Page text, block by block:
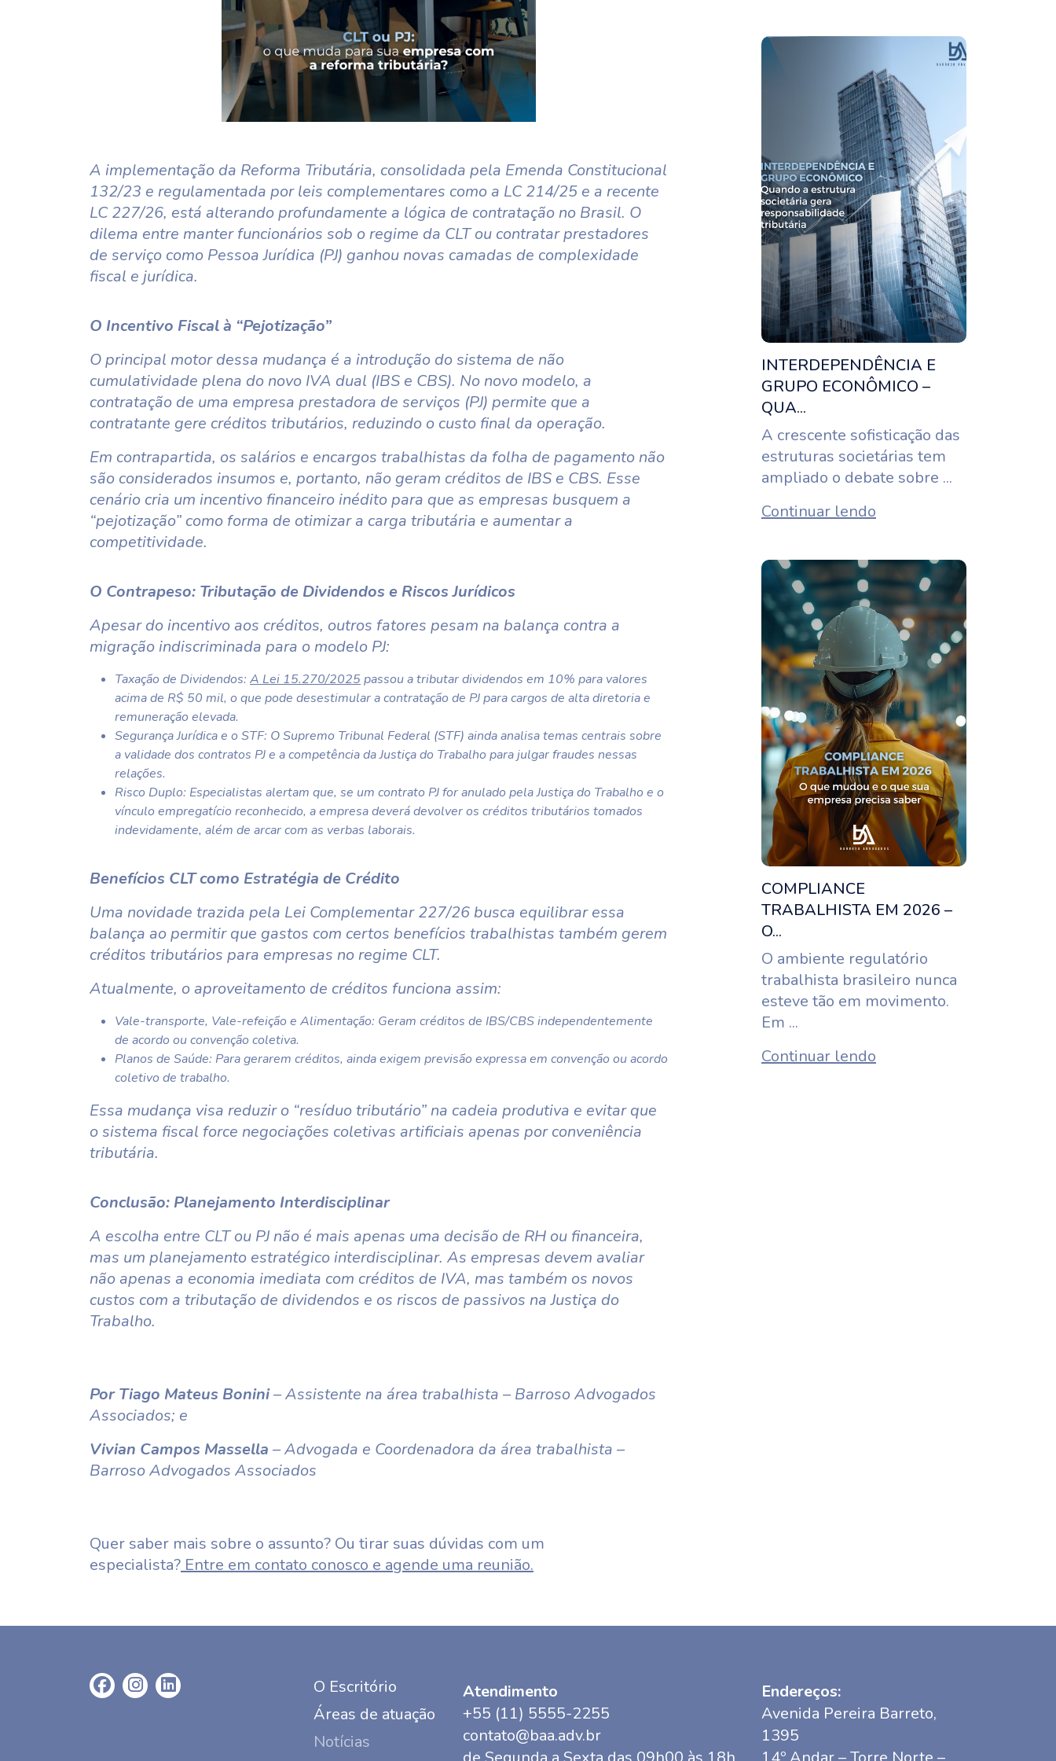
A implementação da Reforma Tributária, consolidada pela Emenda Constitucional
132/23 e regulamentada por leis complementares como a LC 214/25 e a recente
LC 227/26, está alterando profundamente a lógica de contratação no Brasil. O
dilema entre manter funcionários sob o regime da CLT ou contratar prestadores
de serviço como Pessoa Jurídica (PJ) ganhou novas camadas de complexidade
fiscal e jurídica.
O Incentivo Fiscal à “Pejotização”
O principal motor dessa mudança é a introdução do sistema de não
cumulatividade plena do novo IVA dual (IBS e CBS). No novo modelo, a
contratação de uma empresa prestadora de serviços (PJ) permite que a
contratante gere créditos tributários, reduzindo o custo final da operação.
Em contrapartida, os salários e encargos trabalhistas da folha de pagamento não
são considerados insumos e, portanto, não geram créditos de IBS e CBS. Esse
cenário cria um incentivo financeiro inédito para que as empresas busquem a
“pejotização” como forma de otimizar a carga tributária e aumentar a
competitividade.
O Contrapeso: Tributação de Dividendos e Riscos Jurídicos
Apesar do incentivo aos créditos, outros fatores pesam na balança contra a
migração indiscriminada para o modelo PJ:
Taxação de Dividendos: A Lei 15.270/2025passou a tributar dividendos em 10% para valores
acima de R$ 50 mil, o que pode desestimular a contratação de PJ para cargos de alta diretoria e
remuneração elevada.
Segurança Jurídica e o STF: O Supremo Tribunal Federal (STF) ainda analisa temas centrais sobre
a validade dos contratos PJ e a competência da Justiça do Trabalho para julgar fraudes nessas
relações.
Risco Duplo: Especialistas alertam que, se um contrato PJ for anulado pela Justiça do Trabalho e o
vínculo empregatício reconhecido, a empresa deverá devolver os créditos tributários tomados
indevidamente, além de arcar com as verbas laborais.
Benefícios CLT como Estratégia de Crédito
Uma novidade trazida pela Lei Complementar 227/26 busca equilibrar essa
balança ao permitir que gastos com certos benefícios trabalhistas também gerem
créditos tributários para empresas no regime CLT.
Atualmente, o aproveitamento de créditos funciona assim:
Vale-transporte, Vale-refeição e Alimentação: Geram créditos de IBS/CBS independentemente
de acordo ou convenção coletiva.
Planos de Saúde: Para gerarem créditos, ainda exigem previsão expressa em convenção ou acordo
coletivo de trabalho.
Essa mudança visa reduzir o “resíduo tributário” na cadeia produtiva e evitar que
o sistema fiscal force negociações coletivas artificiais apenas por conveniência
tributária.
Conclusão: Planejamento Interdisciplinar
A escolha entre CLT ou PJ não é mais apenas uma decisão de RH ou financeira,
mas um planejamento estratégico interdisciplinar. As empresas devem avaliar
não apenas a economia imediata com créditos de IVA, mas também os novos
custos com a tributação de dividendos e os riscos de passivos na Justiça do
Trabalho.
Por Tiago Mateus Bonini– Assistente na área trabalhista – Barroso Advogados
Associados; e
Vivian Campos Massella – Advogada e Coordenadora da área trabalhista –
Barroso Advogados Associados
Quer saber mais sobre o assunto? Ou tirar suas dúvidas com um
especialista? Entre em contato conosco e agende uma reunião.
INTERDEPENDÊNCIA E
GRUPO ECONÔMICO –
QUA...
A crescente sofisticação das
estruturas societárias tem
ampliado o debate sobre ...
Continuar lendo
COMPLIANCE
TRABALHISTA EM 2026 –
O...
O ambiente regulatório
trabalhista brasileiro nunca
esteve tão em movimento.
Em ...
Continuar lendo
O Escritório
Áreas de atuação
Notícias
Atendimento
+55 (11) 5555-2255
contato@baa.adv.br
Endereços:
Avenida Pereira Barreto,
1395